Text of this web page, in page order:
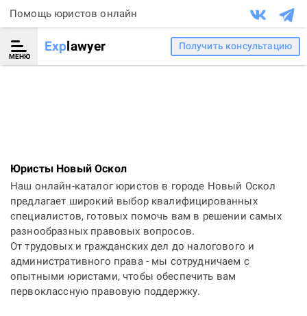
Помощь юристов онлайн
МЕНЮ
Explawyer Получить консультацию
Юристы Новый Оскол
Наш онлайн-каталог юристов в городе Новый Оскол
предлагает широкий выбор квалифицированных
специалистов, готовых помочь вам в решении самых
разнообразных правовых вопросов.
От трудовых и гражданских дел до налогового и
административного права - мы сотрудничаем с
опытными юристами, чтобы обеспечить вам
первоклассную правовую поддержку.